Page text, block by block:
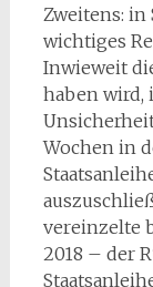
Zweitens: in
wichtiges
Inwieweit
haben wird,
Wochen in
vereinzelte
2018 – der